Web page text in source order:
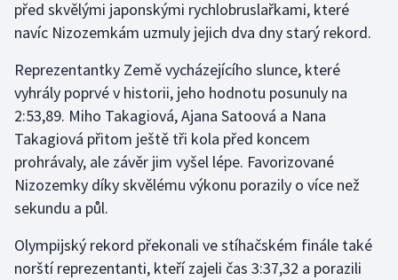
před skvělými japonskými rychlobruslařkami, které
navíc Nizozemkám uzmuly jejich dva dny starý rekord.
Reprezentantky Země vycházejícího slunce, které
vyhrály poprvé v historii, jeho hodnotu posunuly na
2:53,89. Miho Takagiová, Ajana Satoová a Nana
Takagiová přitom ještě tři kola před koncem
prohrávaly, ale závěr jim vyšel lépe. Favorizované
Nizozemky díky skvělému výkonu porazily o více než
sekundu a půl.
Olympijský rekord překonali ve stíhačském finále také
norští reprezentanti, kteří zajeli čas 3:37,32 a porazili